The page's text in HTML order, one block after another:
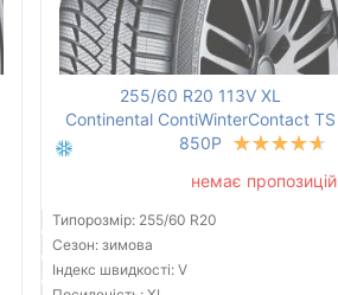
255/60 R20 113V XL
Continental ContiWinterContact TS
850P
немає пропозицій
Типорозмір: 255/60 R20
Сезон: зимова
Індекс швидкості: V